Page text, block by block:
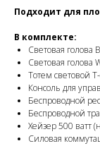
Подходит для
В комплекте:
Световая голова
Световая голова
Тотем световой
Консоль для
Беспроводной
Беспроводной
Хейзер 500 ватт
Силовая